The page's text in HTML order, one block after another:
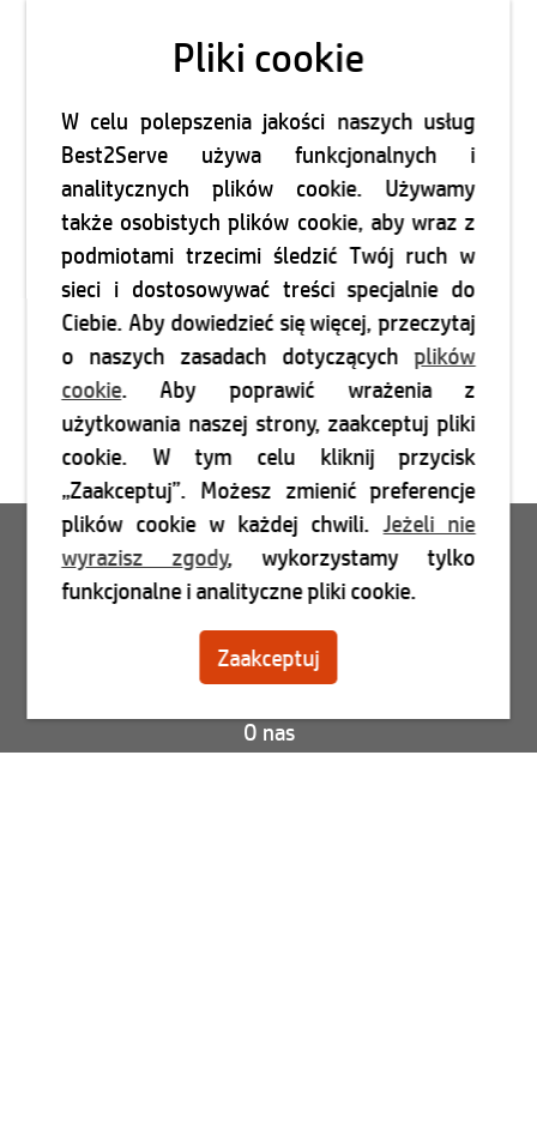
Login
Zarejestruj się
Skontaktuj się
O nas
Pliki cookie
W celu polepszenia jakości naszych usług
Best2Serve używa funkcjonalnych i
analitycznych plików cookie. Używamy
także osobistych plików cookie, aby wraz z
podmiotami trzecimi śledzić Twój ruch w
sieci i dostosowywać treści specjalnie do
Ciebie. Aby dowiedzieć się więcej, przeczytaj
o naszych zasadach dotyczącychplików
cookie. Aby poprawić wrażenia z
użytkowania naszej strony, zaakceptuj pliki
cookie. W tym celu kliknij przycisk
„Zaakceptuj”. Możesz zmienić preferencje
plików cookie w każdej chwili.Jeżeli nie
wyrazisz zgody, wykorzystamy tylko
funkcjonalne i analityczne pliki cookie.
Zaakceptuj